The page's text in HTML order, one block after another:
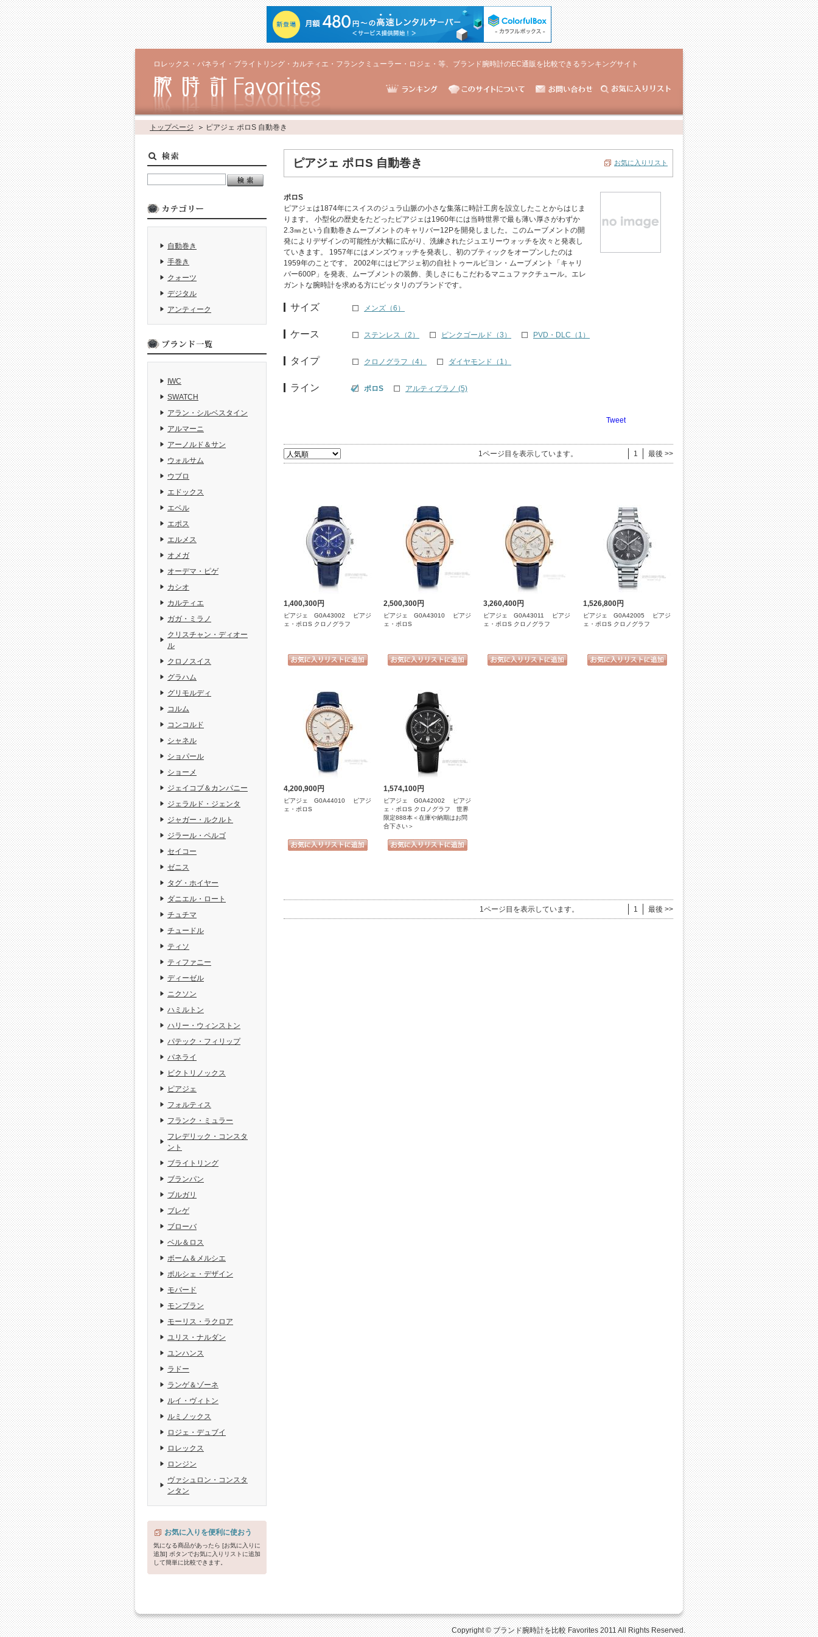
ロレックス・パネライ・ブライトリング・カルティエ・フランクミューラー・ロジェ・等、ブランド腕時計のEC通販を比較できるランキングサイト
トップページ ピアジェ ポロS 自動巻き
ピアジェ ポロS 自動巻き お気に入りリスト
ポロS
ピアジェは1874年にスイスのジュラ山脈の小さな集落に時計工房を設立したことからはじま
ります。 小型化の歴史をたどったピアジェは1960年には当時世界で最も薄い厚さがわずか
2.3㎜という自動巻きムーブメントのキャリバー12Pを開発しました。このムーブメントの開
発によりデザインの可能性が大幅に広がり、洗練されたジュエリーウォッチを次々と発表し
ていきます。 1957年にはメンズウォッチを発表し、初のブティックをオープンしたのは
1959年のことです。 2002年にはピアジェ初の自社トゥールビヨン・ムーブメント「キャリ
バー600P」を発表、ムーブメントの装飾、美しさにもこだわるマニュファクチュール。エレ
ガントな腕時計を求める方にピッタリのブランドです。
サイズ メンズ（6）
ケース ステンレス（2） ピンクゴールド（3） PVD・DLC（1）
タイプ クロノグラフ（4） ダイヤモンド（1）
ライン ポロS アルティプラノ (5)
Tweet
1ページ目を表示しています。 1 最後 >>
1,400,300円 2,500,300円 3,260,400円 1,526,800円
ピアジェ G0A43002 ピアジ
ェ・ポロS クロノグラフ
ピアジェ G0A43010 ピアジ
ェ・ポロS
ピアジェ G0A43011 ピアジ
ェ・ポロS クロノグラフ
ピアジェ G0A42005 ピアジ
ェ・ポロS クロノグラフ
4,200,900円 1,574,100円
ピアジェ G0A44010 ピアジ
ェ・ポロS
ピアジェ G0A42002 ピアジ
ェ・ポロS クロノグラフ 世界
限定888本＜在庫や納期はお問
合下さい＞
1ページ目を表示しています。 1 最後 >>
自動巻き
手巻き
クォーツ
デジタル
アンティーク
IWC
SWATCH
アラン・シルベスタイン
アルマーニ
アーノルド＆サン
ウォルサム
ウブロ
エドックス
エベル
エポス
エルメス
オメガ
オーデマ・ピゲ
カシオ
カルティエ
ガガ・ミラノ
クリスチャン・ディオー
ル
クロノスイス
グラハム
グリモルディ
コルム
コンコルド
シャネル
ショパール
ショーメ
ジェイコブ＆カンパニー
ジェラルド・ジェンタ
ジャガー・ルクルト
ジラール・ペルゴ
セイコー
ゼニス
タグ・ホイヤー
ダニエル・ロート
チュチマ
チュードル
ティソ
ティファニー
ディーゼル
ニクソン
ハミルトン
ハリー・ウィンストン
パテック・フィリップ
パネライ
ビクトリノックス
ピアジェ
フォルティス
フランク・ミュラー
フレデリック・コンスタ
ント
ブライトリング
ブランパン
ブルガリ
ブレゲ
ブローバ
ベル＆ロス
ボーム＆メルシエ
ポルシェ・デザイン
モバード
モンブラン
モーリス・ラクロア
ユリス・ナルダン
ユンハンス
ラドー
ランゲ＆ゾーネ
ルイ・ヴィトン
ルミノックス
ロジェ・デュブイ
ロレックス
ロンジン
ヴァシュロン・コンスタ
ンタン
お気に入りを便利に使おう
気になる商品があったら [お気に入りに
追加] ボタンでお気に入りリストに追加
して簡単に比較できます。
Copyright © ブランド腕時計を比較 Favorites 2011 All Rights Reserved.